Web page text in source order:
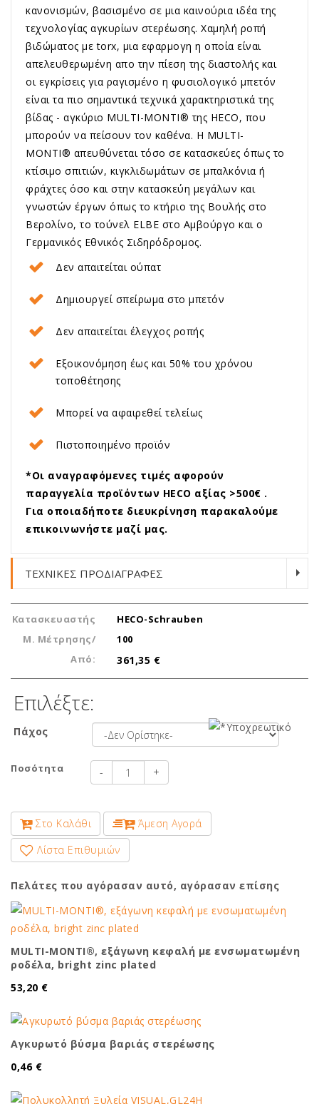
κανονισμών, βασισμένο σε μια καινούρια ιδέα της
τεχνολογίας αγκυρίων στερέωσης. Χαμηλή ροπή
βιδώματος με torx, μια εφαρμογη η οποία είναι
απελευθερωμένη απο την πίεση της διαστολής και
οι εγκρίσεις για ραγισμένο η φυσιολογικό μπετόν
είναι τα πιο σημαντικά τεχνικά χαρακτηριστικά της
βίδας - αγκύριο MULTI-MONTI® της HECO, που
μπορούν να πείσουν τον καθένα. Η MULTI-
MONTI® απευθύνεται τόσο σε κατασκεύες όπως το
κτίσιμο σπιτιών, κιγκλιδωμάτων σε μπαλκόνια ή
φράχτες όσο και στην κατασκεύη μεγάλων και
γνωστών έργων όπως το κτήριο της Βουλής στο
Βερολίνο, το τούνελ ELBE στο Αμβούργο και ο
Γερμανικός Εθνικός Σιδηρόδρομος.
Δεν απαιτείται ούπατ
Δημιουργεί σπείρωμα στο μπετόν
Δεν απαιτείται έλεγχος ροπής
Εξοικονόμηση έως και 50% του χρόνου
τοποθέτησης
Μπορεί να αφαιρεθεί τελείως
Πιστοποιημένο προϊόν
*Οι αναγραφόμενες τιμές αφορούν
παραγγελία προϊόντων HECO αξίας >500€ .
Για οποιαδήποτε διευκρίνηση παρακαλούμε
επικοινωνήστε μαζί μας.
ΤΕΧΝΙΚΕΣ ΠΡΟΔΙΑΓΡΑΦΕΣ
Κατασκευαστής
HECO-Schrauben
Μ. Μέτρησης/
100
Από:
361,35 €
Επιλέξτε:
Πάχος
Ποσότητα - +
Στο Καλάθι
Άμεση Αγορά
Λίστα Επιθυμιών
Πελάτες που αγόρασαν αυτό, αγόρασαν επίσης
MULTI-MONTI®, εξάγωνη κεφαλή με ενσωματωμένη
ροδέλα, bright zinc plated
53,20 €
Αγκυρωτό βύσμα βαριάς στερέωσης
0,46 €